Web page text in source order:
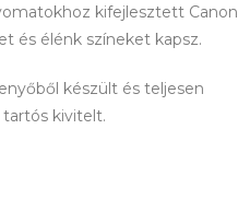
kifejlesztett Canon
és élénk színeket kapsz.
készült és teljesen
kivitelt.